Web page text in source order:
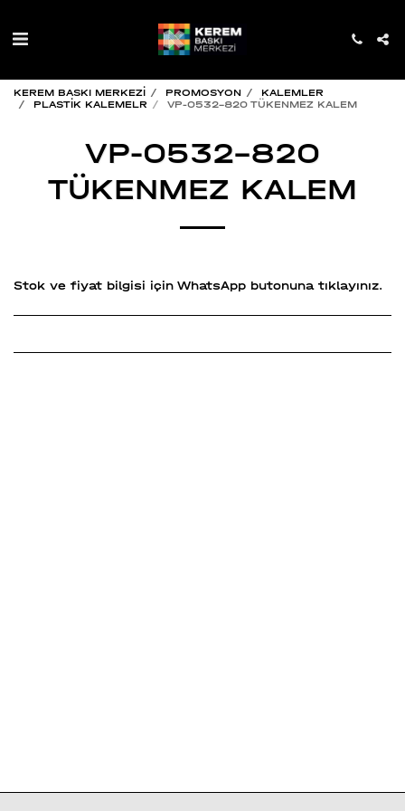
KEREM BASKI MERKEZİ PROMOSYON
KALEMLER
PLASTİK KALEMELR
VP-0532-820 TÜKENMEZ KALEM
VP-0532-820
TÜKENMEZ KALEM
Stok ve fiyat bilgisi için WhatsApp butonuna tıklayınız.